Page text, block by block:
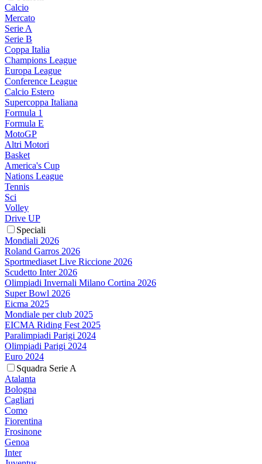
Calcio
Mercato
Serie A
Serie B
Coppa Italia
Champions League
Europa League
Conference League
Calcio Estero
Supercoppa Italiana
Formula 1
Formula E
MotoGP
Altri Motori
Basket
America's Cup
Nations League
Tennis
Sci
Volley
Drive UP
Speciali
Mondiali 2026
Roland Garros 2026
Sportmediaset Live Riccione 2026
Scudetto Inter 2026
Olimpiadi Invernali Milano Cortina 2026
Super Bowl 2026
Eicma 2025
Mondiale per club 2025
EICMA Riding Fest 2025
Paralimpiadi Parigi 2024
Olimpiadi Parigi 2024
Euro 2024
Squadra Serie A
Atalanta
Bologna
Cagliari
Como
Fiorentina
Frosinone
Genoa
Inter